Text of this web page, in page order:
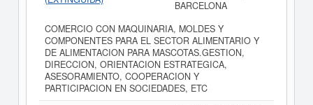
BARCELONA
COMERCIO CON MAQUINARIA, MOLDES Y
COMPONENTES PARA EL SECTOR ALIMENTARIO Y
DE ALIMENTACION PARA MASCOTAS.GESTION,
DIRECCION, ORIENTACION ESTRATEGICA,
ASESORAMIENTO, COOPERACION Y
PARTICIPACION EN SOCIEDADES, ETC